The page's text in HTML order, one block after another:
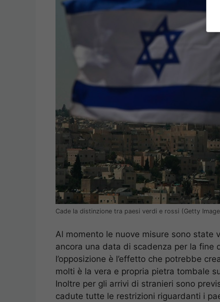
Cade la distinzione tra paesi verdi e rossi (Getty
Al momento le nuove misure sono state
ancora una data di scadenza per la fine
l’opposizione è l’effetto che potrebbe
molti è la vera e propria pietra tombale
Inoltre per gli arrivi di stranieri sono
cadute tutte le restrizioni riguardanti i